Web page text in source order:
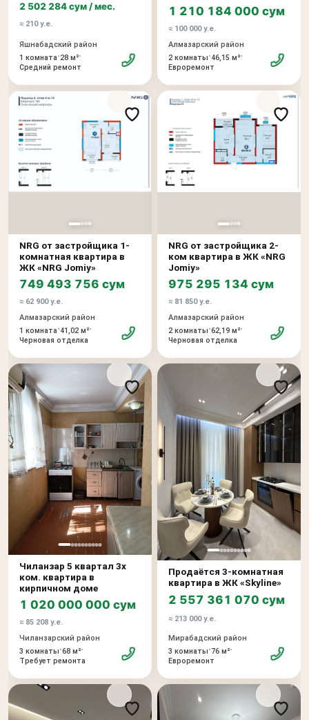
2 502 284 сум / мес.
≈ 210 у.е.
Яшнабадский район
1 комната•28 м²•
Средний ремонт
1 210 184 000 сум
≈ 100 000 у.е.
Алмазарский район
2 комнаты•46,15 м²•
Евроремонт
NRG от застройщика 1-
комнатная квартира в
ЖК «NRG Jomiy»
749 493 756 сум
≈ 62 900 у.е.
Алмазарский район
1 комната•41,02 м²•
Черновая отделка
NRG от застройщика 2-
ком квартира в ЖК «NRG
Jomiy»
975 295 134 сум
≈ 81 850 у.е.
Алмазарский район
2 комнаты•62,19 м²•
Черновая отделка
Чиланзар 5 квартал 3х
ком. квартира в
кирпичном доме
1 020 000 000 сум
≈ 85 208 у.е.
Чиланзарский район
3 комнаты•68 м²•
Требует ремонта
Продаётся 3-комнатная
квартира в ЖК «Skyline»
2 557 361 070 сум
≈ 213 000 у.е.
Мирабадский район
3 комнаты•76 м²•
Евроремонт